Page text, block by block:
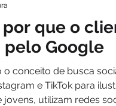
por que o
pelo Google
conceito de busca
e TikTok para
jovens, utilizam redes